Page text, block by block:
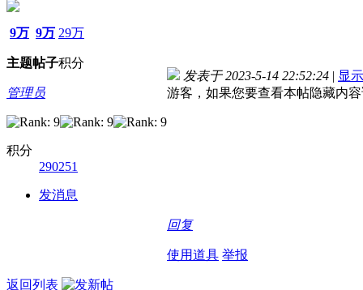
9万
主题
9万
帖子
29万
积分
管理员
积分
290251
发消息
发表于 2023-5-14 22:52:24 | 显
游客，如果您要查看本帖隐藏内
回复
使用道具 举报
返回列表